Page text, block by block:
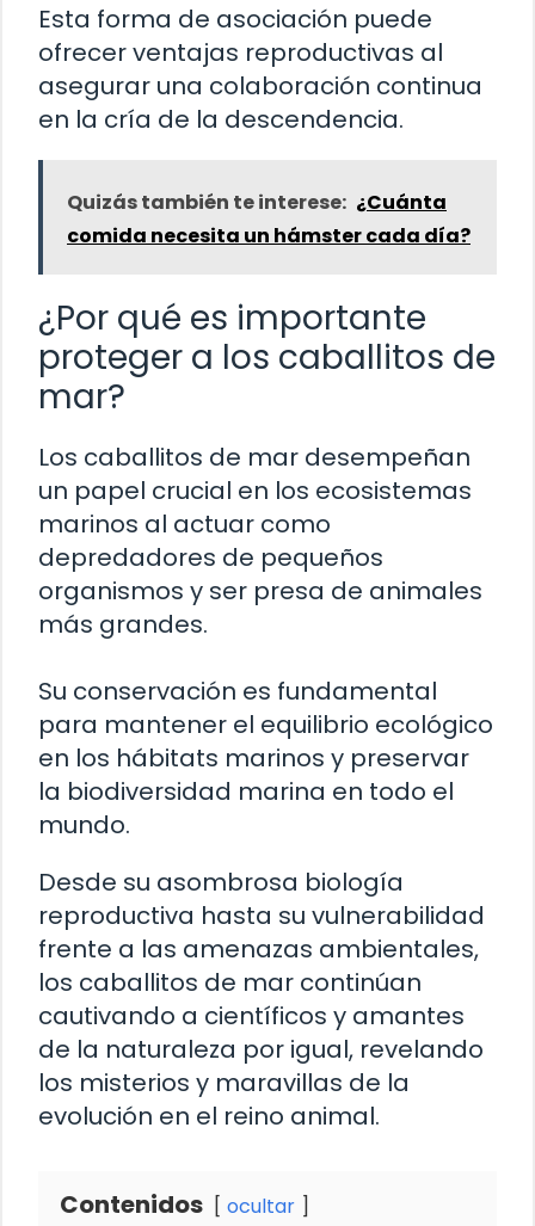
Esta forma de asociación puede
ofrecer ventajas reproductivas al
asegurar una colaboración continua
en la cría de la descendencia.
Quizás también te interese: ¿Cuánta
comida necesita un hámster cada día?
¿Por qué es importante
proteger a los caballitos de
mar?
Los caballitos de mar desempeñan
un papel crucial en los ecosistemas
marinos al actuar como
depredadores de pequeños
organismos y ser presa de animales
más grandes.
Su conservación es fundamental
para mantener el equilibrio ecológico
en los hábitats marinos y preservar
la biodiversidad marina en todo el
mundo.
Desde su asombrosa biología
reproductiva hasta su vulnerabilidad
frente a las amenazas ambientales,
los caballitos de mar continúan
cautivando a científicos y amantes
de la naturaleza por igual, revelando
los misterios y maravillas de la
evolución en el reino animal.
Contenidos ocultar